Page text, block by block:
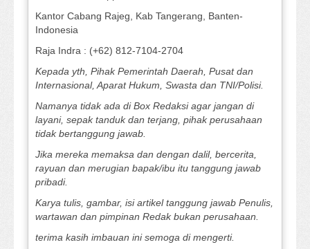
Kantor Cabang Rajeg, Kab Tangerang, Banten-
Indonesia
Raja Indra : (+62) 812-7104-2704
Kepada yth, Pihak Pemerintah Daerah, Pusat dan
Internasional, Aparat Hukum, Swasta dan TNI/Polisi.
Namanya tidak ada di Box Redaksi agar jangan di
layani, sepak tanduk dan terjang, pihak perusahaan
tidak bertanggung jawab.
Jika mereka memaksa dan dengan dalil, bercerita,
rayuan dan merugian bapak/ibu itu tanggung jawab
pribadi.
Karya tulis, gambar, isi artikel tanggung jawab Penulis,
wartawan dan pimpinan Redak bukan perusahaan.
terima kasih imbauan ini semoga di mengerti.